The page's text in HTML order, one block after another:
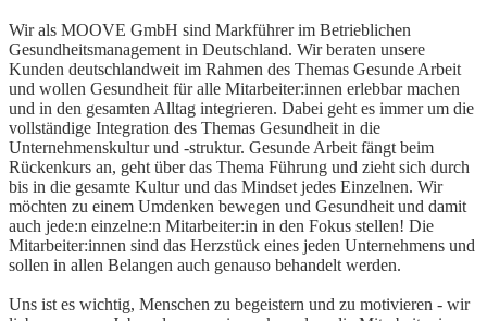
Wir als MOOVE GmbH sind Markführer im Betrieblichen
Gesundheitsmanagement in Deutschland. Wir beraten unsere
Kunden deutschlandweit im Rahmen des Themas Gesunde Arbeit
und wollen Gesundheit für alle Mitarbeiter:innen erlebbar machen
und in den gesamten Alltag integrieren. Dabei geht es immer um die
vollständige Integration des Themas Gesundheit in die
Unternehmenskultur und -struktur. Gesunde Arbeit fängt beim
Rückenkurs an, geht über das Thema Führung und zieht sich durch
bis in die gesamte Kultur und das Mindset jedes Einzelnen. Wir
möchten zu einem Umdenken bewegen und Gesundheit und damit
auch jede:n einzelne:n Mitarbeiter:in in den Fokus stellen! Die
Mitarbeiter:innen sind das Herzstück eines jeden Unternehmens und
sollen in allen Belangen auch genauso behandelt werden.
Uns ist es wichtig, Menschen zu begeistern und zu motivieren - wir